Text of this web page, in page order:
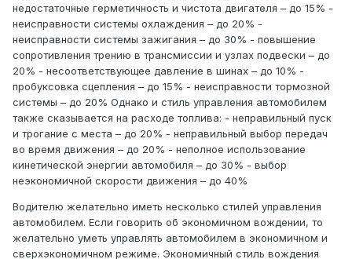
недостаточные герметичность и чистота двигателя – до 15% -
неисправности системы охлаждения – до 20% -
неисправности системы зажигания – до 30% - повышение
сопротивления трению в трансмиссии и узлах подвески – до
20% - несоответствующее давление в шинах – до 10% -
пробуксовка сцепления – до 15% - неисправности тормозной
системы – до 20% Однако и стиль управления автомобилем
также сказывается на расходе топлива: - неправильный пуск
и трогание с места – до 20% - неправильный выбор передач
во время движения – до 20% - неполное использование
кинетической энергии автомобиля – до 30% - выбор
неэкономичной скорости движения – до 40%
Водителю желательно иметь несколько стилей управления
автомобилем. Если говорить об экономичном вождении, то
желательно уметь управлять автомобилем в экономичном и
сверхэкономичном режиме. Экономичный стиль вождения